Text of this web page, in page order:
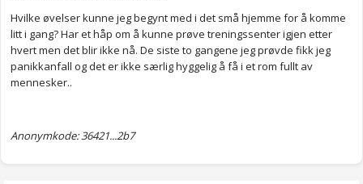
Hvilke øvelser kunne jeg begynt med i det små hjemme for å komme
litt i gang? Har et håp om å kunne prøve treningssenter igjen etter
hvert men det blir ikke nå. De siste to gangene jeg prøvde fikk jeg
panikkanfall og det er ikke særlig hyggelig å få i et rom fullt av
mennesker..
Anonymkode: 36421...2b7